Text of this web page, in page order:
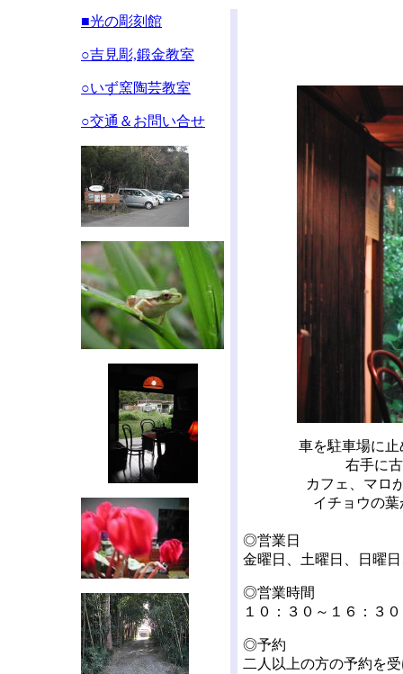
■光の彫刻館
○吉見彫,鍛金教室
○いず窯陶芸教室
○交通＆お問い合せ
車を駐車場に
右手に
カフェ、マロ
イチョウの
◎営業日
金曜日、土曜日、日曜
◎営業時間
１０：３０～１６：３０
◎予約
二人以上の方の予約を